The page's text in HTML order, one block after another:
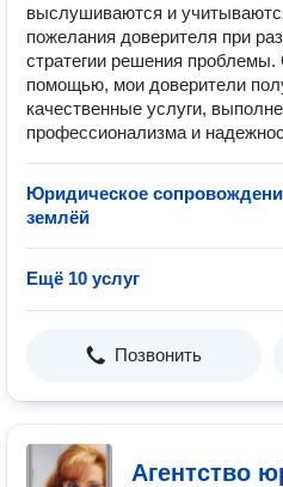
выслушиваются и
пожелания доверителя при
стратегии решения
помощью, мои доверители
качественные услуги,
профессионализма и
Юридическое
землёй
Ещё 10 услуг
Позвонить
Агентство